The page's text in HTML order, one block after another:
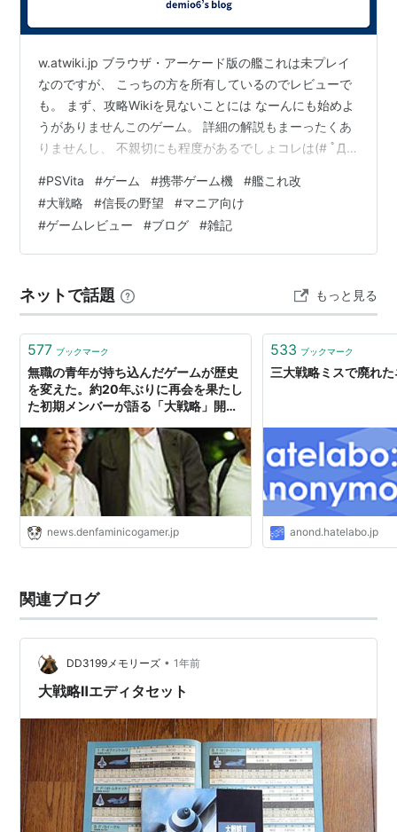
WWIIを舞台とした「アドバンスド大戦略」シリーズは
セガが開発。
w.atwiki.jp ブラウザ・アーケード版の艦これは未プレイ
なのですが、 こっちの方を所有しているのでレビューで
も。 まず、攻略Wikiを見ないことには なーんにも始めよ
うがありませんこのゲーム。 詳細の解説もまーったくあ
りませんし、 不親切にも程度があるでしょコレは(# ﾟДﾟ)
ームとしては及第点な出来なのですが、 あとから変更不
可能なので、最初は身の丈にあった難易度を選ぶことが
何より重要になってきます。 その手のゲームに対する知
識があれば攻略Wikiを見さえすりゃあ 他の難易度でも何
#PSVita #ゲーム #携帯ゲーム機 #艦これ改
#大戦略 #信長の野望 #マニア向け
#ゲームレビュー #ブログ #雑記
ネットで話題 もっと見る
577 ブックマーク
無職の青年が持ち込んだゲームが歴史
を変えた。約20年ぶりに再会を果たし
た初期メンバーが語る「大戦略」開発
news.denfaminicogamer.jp
533 ブックマーク
三大戦略ミスで廃れ
anond.hatelabo.jp
関連ブログ
DD3199メモリーズ • 1年前
大戦略Ⅱエディタセット